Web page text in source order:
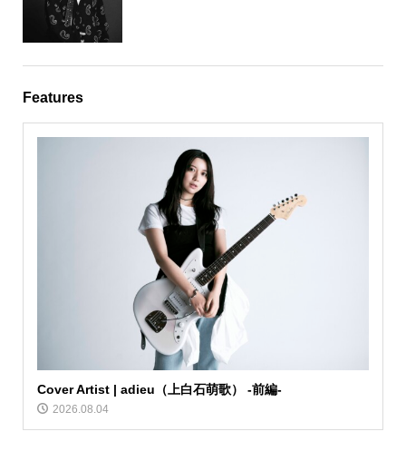
Features
Cover Artist | adieu（上白石萌歌） -前編-
2026.08.04